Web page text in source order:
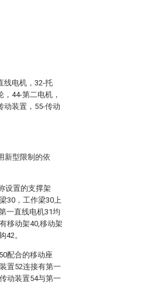
线电机，32-托
44-第二电机，
动装置，55-传动
新型限制的依
设置的支撑架
30，工作梁30上
一直线电机31均
移动架40,移动架
42。
配合的移动座
置52连接有第一
动装置54与第一